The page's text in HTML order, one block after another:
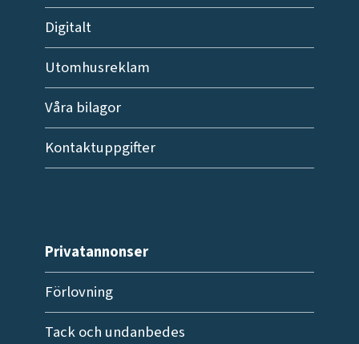
Digitalt
Utomhusreklam
Våra bilagor
Kontaktuppgifter
Privatannonser
Förlovning
Tack och undanbedes